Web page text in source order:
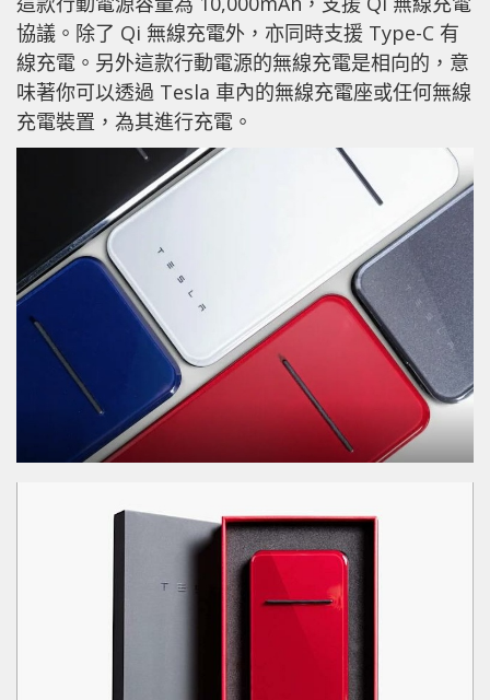
協議。除了 Qi 無線充電外，亦同時支援 Type-C 有
線充電。另外這款行動電源的無線充電是相向的，意
味著你可以透過 Tesla 車內的無線充電座或任何無線
充電裝置，為其進行充電。